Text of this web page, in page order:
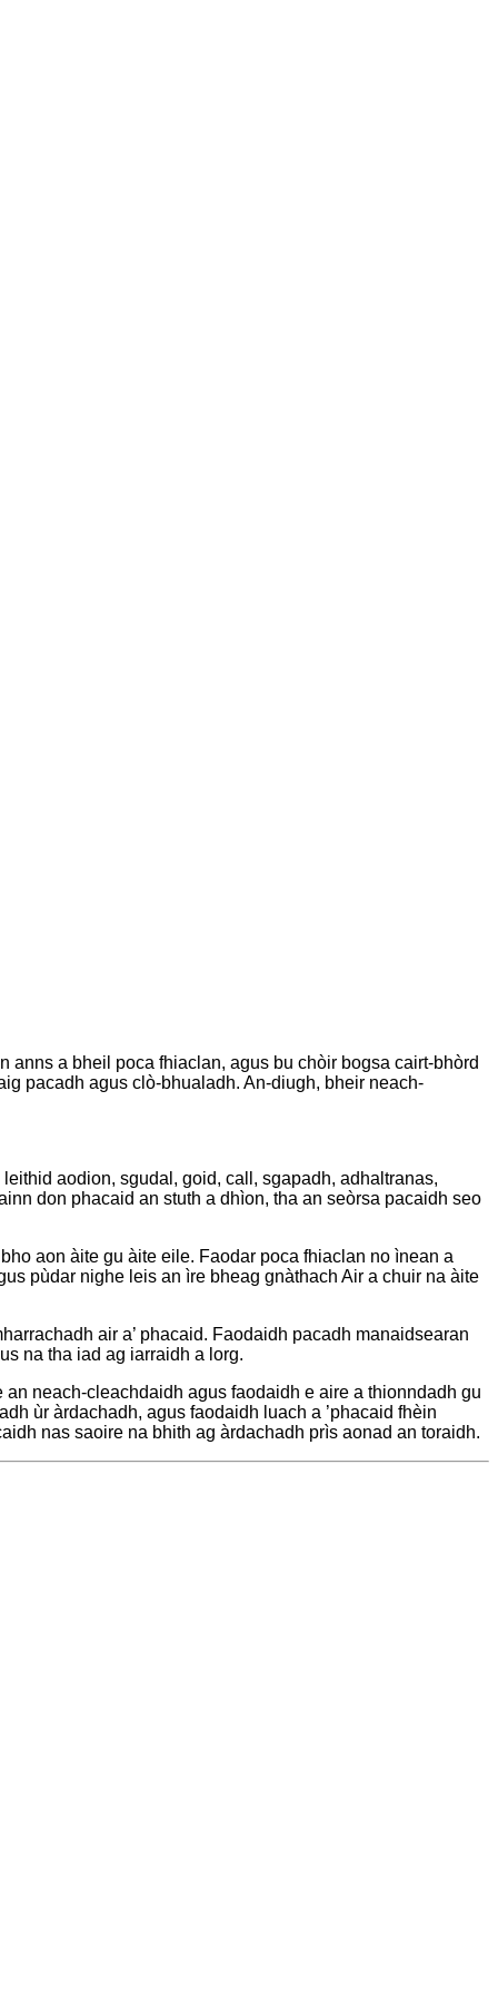
anns a bheil poca fhiaclan, agus bu chòir bogsa cairt-bhòrd
pacadh agus clò-bhualadh. An-diugh, bheir neach-
aodion, sgudal, goid, call, sgapadh, adhaltranas,
don phacaid an stuth a dhìon, tha an seòrsa pacaidh seo
aon àite gu àite eile. Faodar poca fhiaclan no ìnean a
pùdar nighe leis an ìre bheag gnàthach Air a chuir na àite
air a’ phacaid. Faodaidh pacadh manaidsearan
na tha iad ag iarraidh a lorg.
neach-cleachdaidh agus faodaidh e aire a thionndadh gu
ùr àrdachadh, agus faodaidh luach a ’phacaid fhèin
nas saoire na bhith ag àrdachadh prìs aonad an toraidh.